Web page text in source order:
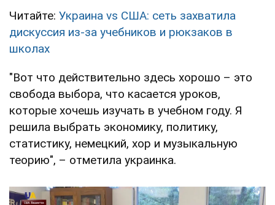
Читайте: Украина vs США: сеть захватила
дискуссия из-за учебников и рюкзаков в
школах
"Вот что действительно здесь хорошо – это
свобода выбора, что касается уроков,
которые хочешь изучать в учебном году. Я
решила выбрать экономику, политику,
статистику, немецкий, хор и музыкальную
теорию", – отметила украинка.